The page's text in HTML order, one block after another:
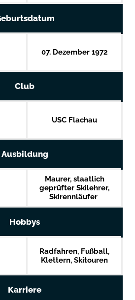
07. Dezember 1972
Club
USC Flachau
Ausbildung
Maurer, staatlich
geprüfter Skilehrer,
Skirennläufer
Hobbys
Radfahren, Fußball,
Klettern, Skitouren
Karriere